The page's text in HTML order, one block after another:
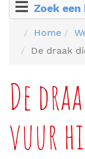
Zoek een
Home
De draak
De
vuur